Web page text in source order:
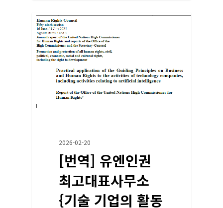
교육/자료
2026-02-20
[번역] 유엔인권
최고대표사무소
{기술 기업의 활동